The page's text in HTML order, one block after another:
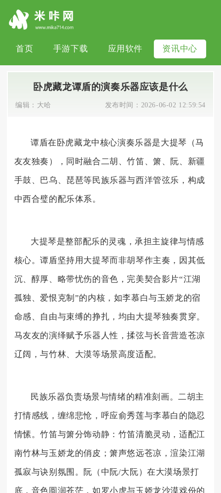
首页 手游下载 应用软件 资讯中心
卧虎藏龙谭盾的演奏乐器应该是什么
编辑： 大哈 发布时间： 2026-06-02 12:59:54
谭盾在卧虎藏龙中核心演奏乐器是大提琴（马
友友独奏），同时融合二胡、竹笛、箫、阮、新疆
手鼓、巴乌、琵琶等民族乐器与西洋管弦乐，构成
中西合璧的配乐体系。
大提琴是整部配乐的灵魂，承担主旋律与情感
核心。谭盾坚持用大提琴而非胡琴作主奏，因其低
沉、醇厚、略带忧伤的音色，完美契合影片“江湖
孤独、爱恨克制”的内核，如李慕白与玉娇龙的宿
命感、自由与束缚的挣扎，均由大提琴独奏贯穿。
马友友的演绎赋予乐器人性，揉弦与长音营造苍凉
辽阔，与竹林、大漠等场景高度适配。
民族乐器负责场景与情绪的精准刻画。二胡主
打情感线，缠绵悲怆，呼应俞秀莲与李慕白的隐忍
情愫。竹笛与箫分饰动静：竹笛清脆灵动，适配江
南竹林与玉娇龙的俏皮；箫声悠远苍凉，渲染江湖
孤寂与诀别氛围。阮（中阮/大阮）在大漠场景打
底，音色圆润苍茫，如罗小虎与玉娇龙沙漠戏份的